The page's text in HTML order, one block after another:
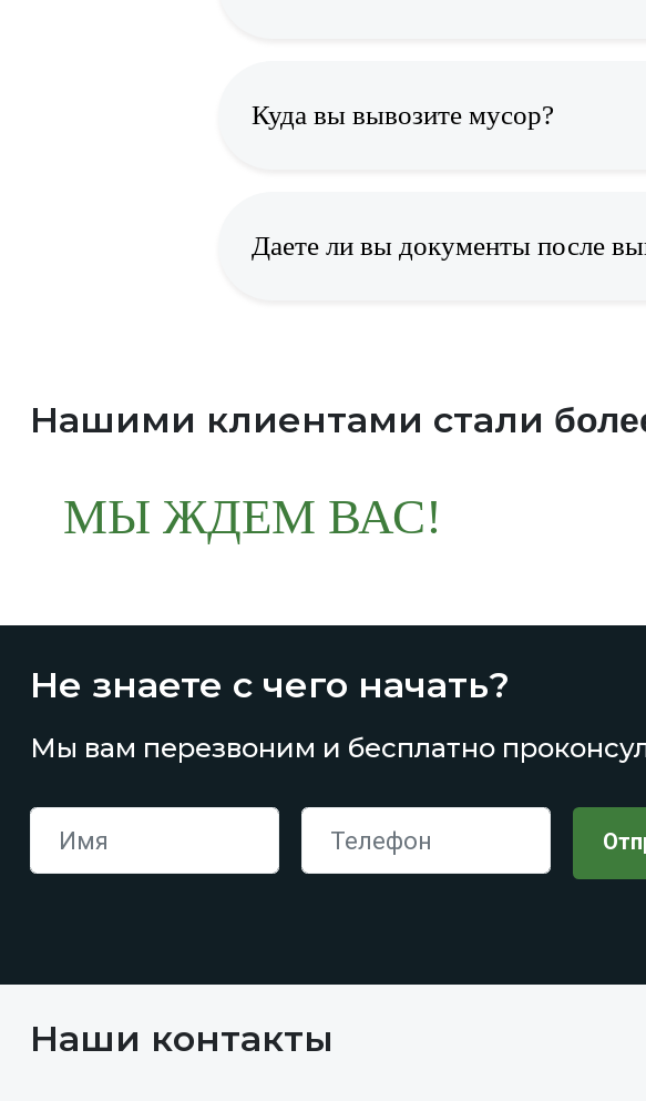
Куда вы вывозите мусор?
Даете ли вы документы после
Нашими клиентами стали
МЫ ЖДЕМ ВАС!
Не знаете с чего начать?
Мы вам перезвоним и бесплатно
Наши контакты